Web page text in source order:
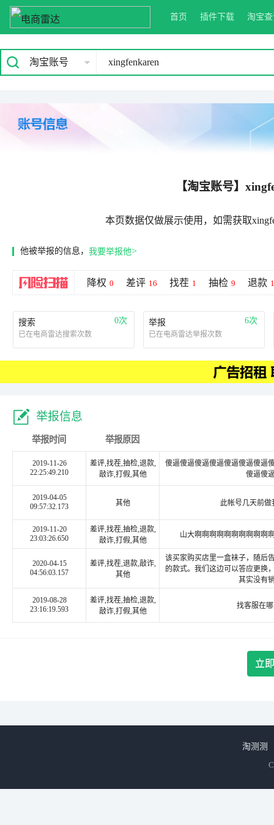
首页 插件下载 淘宝
淘宝账号
【淘宝账号】
本页数据仅做展示使用，如需获取
他被举报的信息，我要举报他>
降权 0 差评 16 找茬 1 抽检 9 退款
0次
搜索
已在电商雷达搜索次数
6次
举报
已在电商雷达举报次数
举报信息
举报时间 举报原因
2019-11-26
22:25:49.210
差评,找茬,抽检,退款,
敲诈,打假,其他
傻逼傻逼傻逼傻逼傻逼傻逼傻逼
傻逼傻
2019-04-05
09:57:32.173
其他 此帐号几天前
2019-11-20
23:03:26.650
差评,找茬,抽检,退款,
敲诈,打假,其他
山大啊啊啊啊啊啊啊啊啊啊
2020-04-15
04:56:03.157
差评,找茬,退款,敲诈,
其他
该买家购买店里一盒袜子，随后
的款式。我们这边可以答应更换
其实没有
2019-08-28
23:16:19.593
差评,找茬,抽检,退款,
敲诈,打假,其他
找客服在
立
淘测测